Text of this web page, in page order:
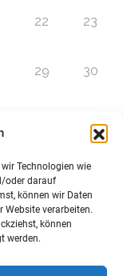
Technologien wie
oder darauf
können wir Daten
Website verarbeiten.
können
werden.
22 23
29 30